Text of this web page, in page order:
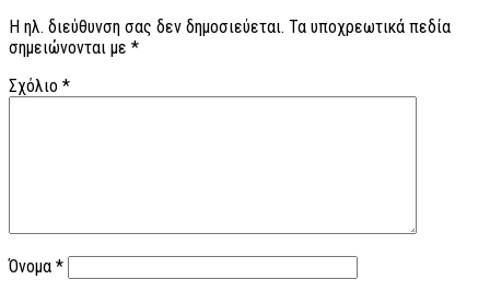
Η ηλ. διεύθυνση σας δεν δημοσιεύεται. Τα υποχρεωτικά πεδία
σημειώνονται με *
Σχόλιο *
Όνομα *